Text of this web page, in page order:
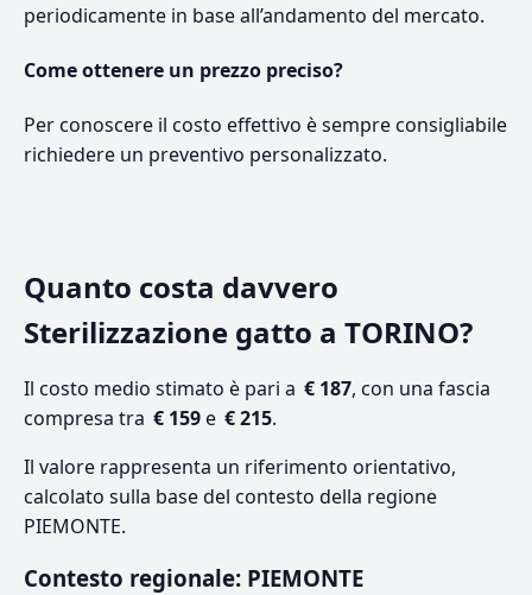
periodicamente in base all’andamento del mercato.
Come ottenere un prezzo preciso?
Per conoscere il costo effettivo è sempre consigliabile
richiedere un preventivo personalizzato.
Quanto costa davvero
Sterilizzazione gatto a TORINO?
Il costo medio stimato è pari a € 187, con una fascia
compresa tra € 159e € 215.
Il valore rappresenta un riferimento orientativo,
calcolato sulla base del contesto della regione
PIEMONTE.
Contesto regionale: PIEMONTE